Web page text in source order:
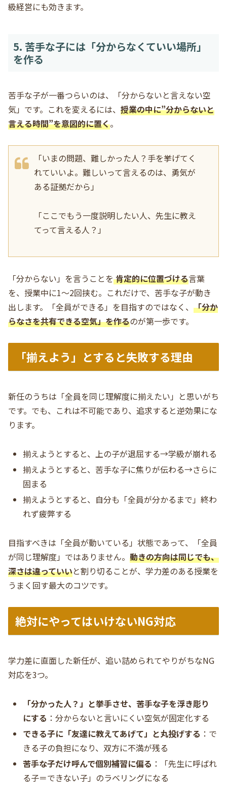
級経営にも効きます。
5. 苦手な子には「分からなくていい場所」
を作る
苦手な子が一番つらいのは、「分からないと言えない空
気」です。これを変えるには、 授業の中に”分からないと
言える時間”を意図的に置く。
「いまの問題、難しかった人？手を挙げてく
れていいよ。難しいって言えるのは、勇気が
ある証拠だから」
「ここでもう一度説明したい人、先生に教え
てって言える人？」
「分からない」を言うことを 肯定的に位置づける言葉
を、授業中に1〜2回挟む。これだけで、苦手な子が動き
出します。「全員ができる」を目指すのではなく、 「分か
らなさを共有できる空気」を作るのが第一歩です。
「揃えよう」とすると失敗する理由
新任のうちは「全員を同じ理解度に揃えたい」と思いがち
です。でも、これは不可能であり、追求すると逆効果にな
ります。
揃えようとすると、上の子が退屈する→学級が崩れる
揃えようとすると、苦手な子に焦りが伝わる→さらに
固まる
揃えようとすると、自分も「全員が分かるまで」終わ
れず疲弊する
目指すべきは「全員が動いている」状態であって、「全員
が同じ理解度」ではありません。 動きの方向は同じでも、
深さは違っていいと割り切ることが、学力差のある授業を
うまく回す最大のコツです。
絶対にやってはいけないNG対応
学力差に直面した新任が、追い詰められてやりがちなNG
対応を3つ。
「分かった人？」と挙手させ、苦手な子を浮き彫り
にする ：分からないと言いにくい空気が固定化する
できる子に「友達に教えてあげて」と丸投げする ：で
きる子の負担になり、双方に不満が残る
苦手な子だけ呼んで個別補習に偏る ：「先生に呼ばれ
る子＝できない子」のラベリングになる